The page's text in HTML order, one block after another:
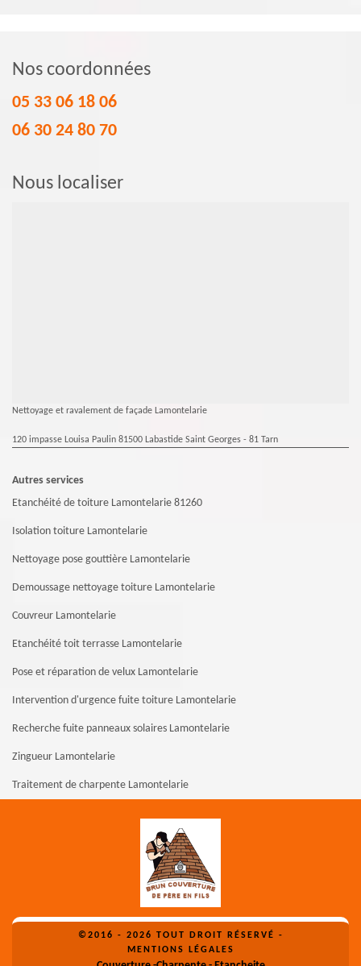
Nos coordonnées
05 33 06 18 06
06 30 24 80 70
Nous localiser
Nettoyage et ravalement de façade Lamontelarie
120 impasse Louisa Paulin 81500 Labastide Saint Georges - 81 Tarn
Autres services
Etanchéité de toiture Lamontelarie 81260
Isolation toiture Lamontelarie
Nettoyage pose gouttière Lamontelarie
Demoussage nettoyage toiture Lamontelarie
Couvreur Lamontelarie
Etanchéité toit terrasse Lamontelarie
Pose et réparation de velux Lamontelarie
Intervention d'urgence fuite toiture Lamontelarie
Recherche fuite panneaux solaires Lamontelarie
Zingueur Lamontelarie
Traitement de charpente Lamontelarie
©2016 - 2026 TOUT DROIT RÉSERVÉ -
MENTIONS LÉGALES